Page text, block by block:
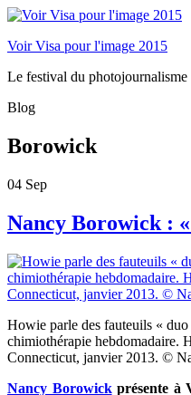
Voir Visa pour l'image 2015
Le festival du
Blog
Borowick
04 Sep
Nancy Borowick :
Howie parle des fauteuils «
chimiothérapie hebdomadaire.
Connecticut, janvier 2013. ©
Nancy Borowickprésente à